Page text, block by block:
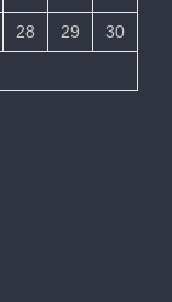
28 29
30